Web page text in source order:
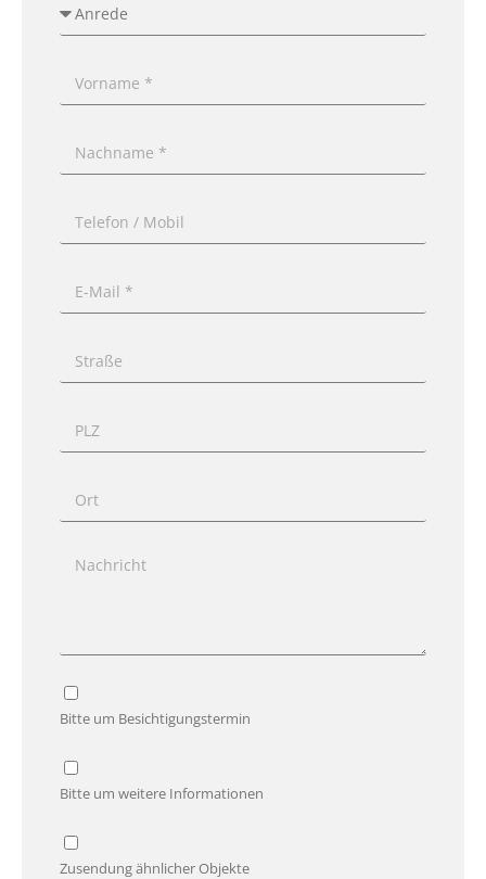
Bitte um Besichtigungstermin
Bitte um weitere Informationen
Zusendung ähnlicher Objekte